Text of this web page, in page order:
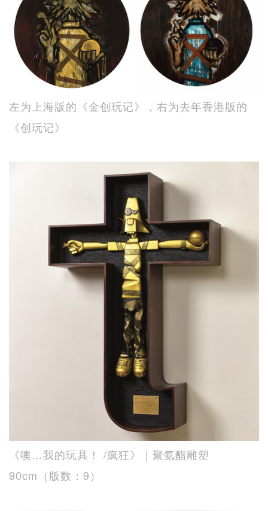
左为上海版的《金创玩记》，右为去年香港版的
《创玩记》
《噢…我的玩具！ /疯狂》｜聚氨酯雕塑
90cm（版数：9）